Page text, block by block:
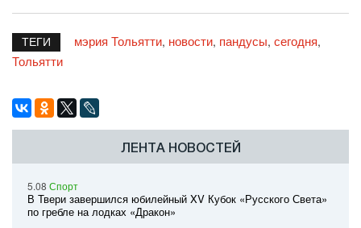
ТЕГИ мэрия Тольятти, новости, пандусы, сегодня,
Тольятти
ЛЕНТА НОВОСТЕЙ
5.08 Спорт
В Твери завершился юбилейный XV Кубок «Русского Света»
по гребле на лодках «Дракон»